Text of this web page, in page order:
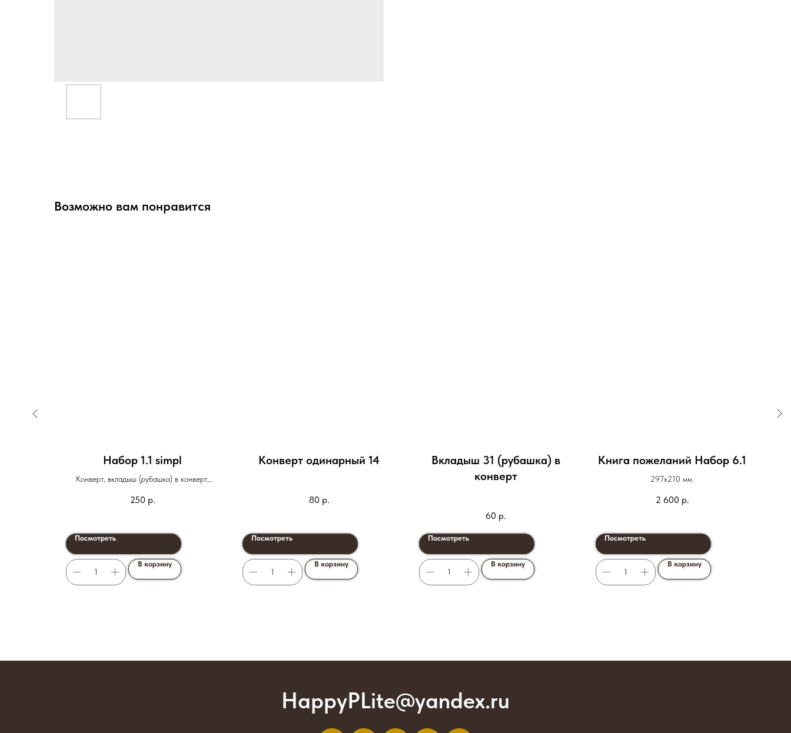
Возможно вам понравится
Набор 1.1 simpl
Конверт, вкладыш (рубашка) в конверт,
250 р.
Посмотреть
В корзину
Конверт одинарный 14
80 р.
Посмотреть
В корзину
Вкладыш 31 (рубашка) в
конверт
60 р.
Посмотреть
В корзину
Книга пожеланий Набор 6.1
297х210 мм.
2 600 р.
Посмотреть
В корзину
HappyPLite@yandex.ru